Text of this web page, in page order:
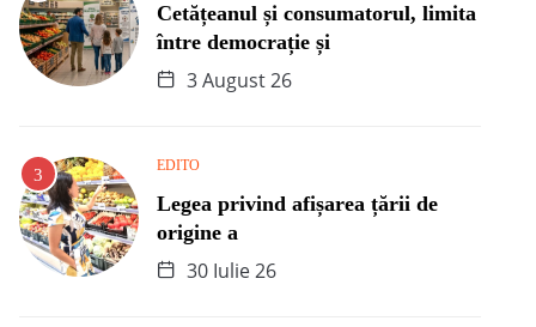
Cetățeanul și consumatorul, limita
între democrație și
3 August 26
EDITO
Legea privind afișarea țării de
origine a
30 Iulie 26